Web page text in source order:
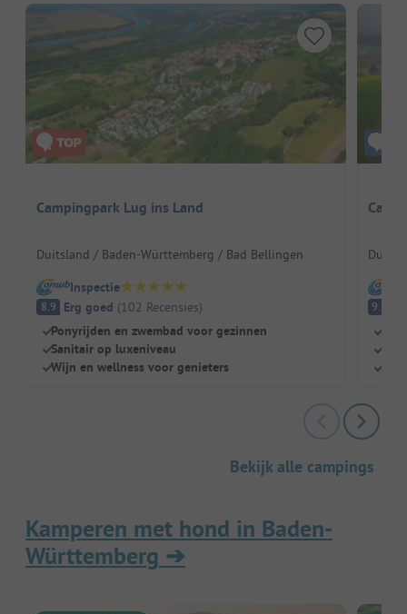
Campingpark Lug ins Land
Duitsland / Baden-Württemberg / Bad Bellingen
Inspectie
8.9 Erg goed (102 Recensies)
Ponyrijden en zwembad voor gezinnen
Sanitair op luxeniveau
Wijn en wellness voor genieters
9.3
Bekijk alle campings
Kamperen met hond in Baden-
Württemberg ➔